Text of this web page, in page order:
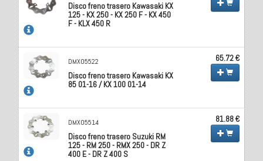
Disco freno trasero Kawasaki KX
125 - KX 250 - KX 250 F - KX 450
F - KLX 450 R
DMX05522
Disco freno trasero Kawasaki KX
85 01-16 / KX 100 01-14
65.72 €
DMX05514
Disco freno trasero Suzuki RM
125 - RM 250 - RMX 250 - DR Z
400 E - DR Z 400 S
81.88 €